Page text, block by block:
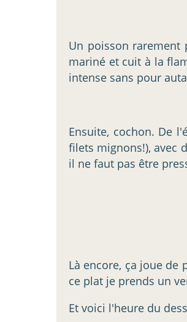
Un poisson rarement
mariné et cuit à la
intense sans pour
Ensuite, cochon. De
filets mignons!), avec
il ne faut pas être
Là encore, ça joue de
ce plat je prends un
Et voici l'heure du